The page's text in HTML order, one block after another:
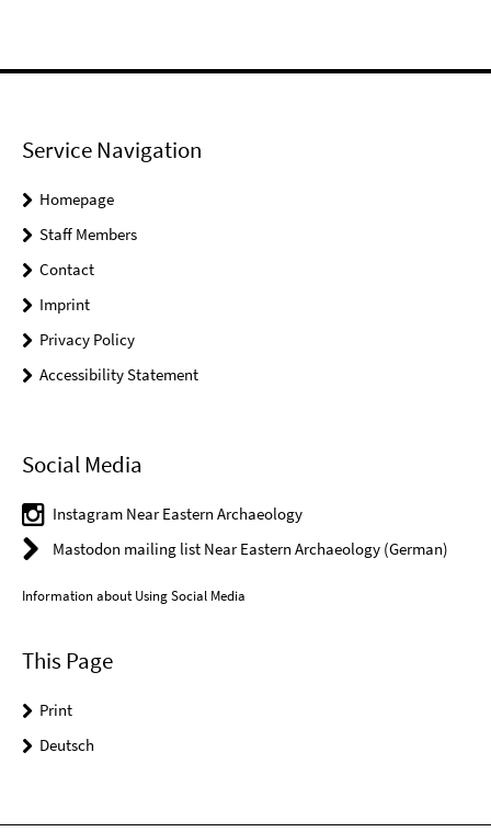
Service Navigation
Homepage
Staff Members
Contact
Imprint
Privacy Policy
Accessibility Statement
Social Media
Instagram Near Eastern Archaeology
Mastodon mailing list Near Eastern Archaeology (German)
Information about Using Social Media
This Page
Print
Deutsch